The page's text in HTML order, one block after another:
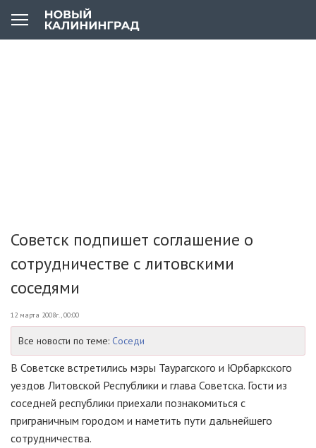
Советск подпишет соглашение о
сотрудничестве с литовскими
соседями
12 марта 2008г., 00:00
Все новости по теме: Соседи
В Советске встретились мэры Таурагского и Юрбаркского
уездов Литовской Республики и глава Советска. Гости из
соседней республики приехали познакомиться с
приграничным городом и наметить пути дальнейшего
сотрудничества.